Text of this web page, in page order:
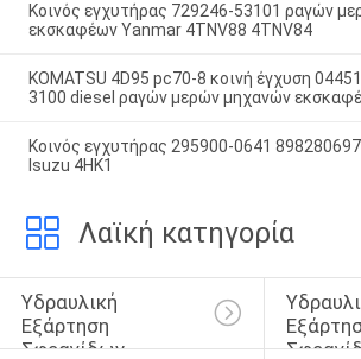
Κοινός εγχυτήρας 729246-53101 ραγών
εκσκαφέων Yanmar 4TNV88 4TNV84
KOMATSU 4D95 pc70-8 κοινή έγχυση
3100 diesel ραγών μερών μηχανών
Κοινός εγχυτήρας 295900-0641
Isuzu 4HK1
Λαϊκή κατηγορία
Υδραυλική
Εξάρτηση
Σφραγίδων